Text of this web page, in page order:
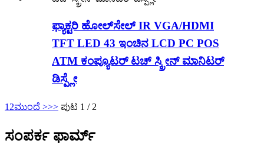
ಫ್ಯಾಕ್ಟರಿ ಹೋಲ್‌ಸೇಲ್ IR VGA/HDMI
TFT LED 43 ಇಂಚಿನ LCD PC POS
ATM ಕಂಪ್ಯೂಟರ್ ಟಚ್ ಸ್ಕ್ರೀನ್ ಮಾನಿಟರ್
ಡಿಸ್ಪ್ಲೇ
1 2ಮುಂದೆ >>> ಪುಟ 1 / 2
ಸಂಪರ್ಕ ಫಾರ್ಮ್